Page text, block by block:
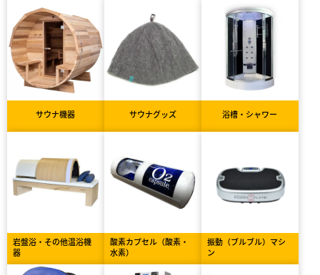
サウナ機器 サウナグッズ 浴槽・シャワー
岩盤浴・その他温浴機
器
酸素カプセル（酸素・
水素）
振動（ブルブル）マシ
ン